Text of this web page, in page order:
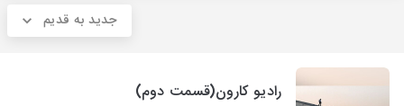
جدید به قدیم
رادیو کارون(قسمت دوم)